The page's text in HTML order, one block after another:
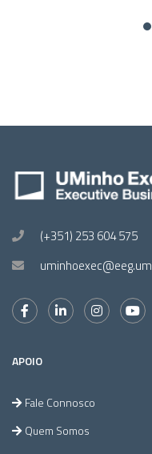
(+351) 253 604 575
APOIO
Fale Connosco
Quem Somos